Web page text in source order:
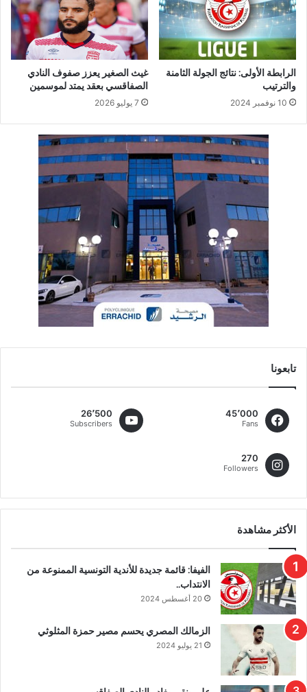
الرابطة الأولى: نتائج الجولة الثامنة
والترتيب
10 نوفمبر 2024
غيث الصغير يعزز صفوف النادي
الصفاقسي بعقد يمتد لموسمين
7 يوليو 2026
تابعونا
45٬000
Fans
26٬500
Subscribers
270
Followers
الأكثر مشاهدة
الفيفا: قائمة جديدة للأندية التونسية الممنوعة من
الانتداب..
20 أغسطس 2024
الزمالك المصري يحسم مصير حمزة المثلوثي
21 يوليو 2024